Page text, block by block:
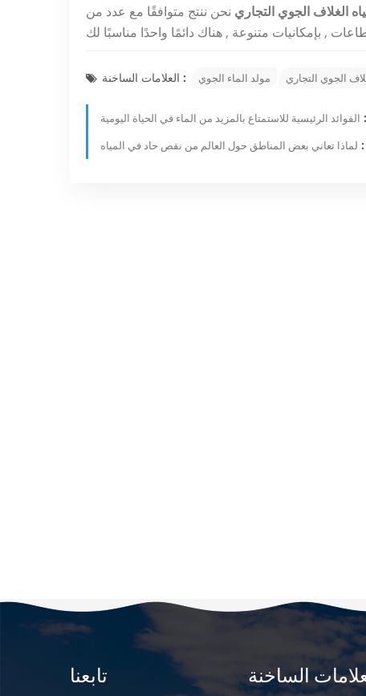
الغلاف الجوي التجاري نحن ننتج متوافقًا مع عدد من
العلامات الساخنة : مولد الماء الجوي الجوي التجاري
الفوائد الرئيسية للاستمتاع بالمزيد من الماء في الحياة اليومية
: لماذا تعاني بعض المناطق حول العالم من نقص حاد في المياه
تابعنا الساخنة